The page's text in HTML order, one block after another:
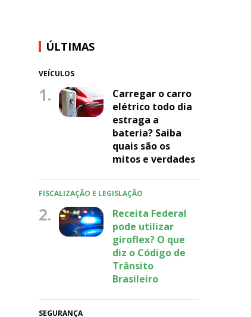
ÚLTIMAS
VEÍCULOS
1.
Carregar o carro
elétrico todo dia
estraga a
bateria? Saiba
quais são os
mitos e verdades
FISCALIZAÇÃO E LEGISLAÇÃO
2.
Receita Federal
pode utilizar
giroflex? O que
diz o Código de
Trânsito
Brasileiro
SEGURANÇA